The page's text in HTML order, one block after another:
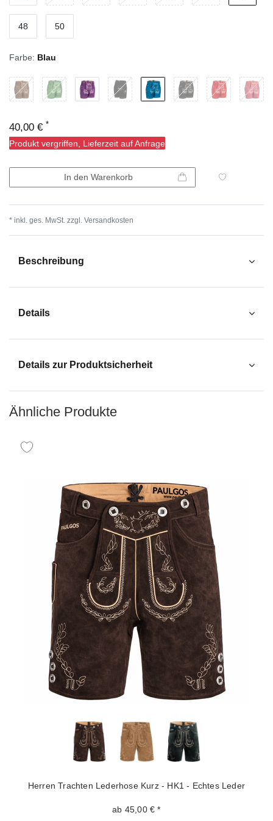
48 50
Farbe: Blau
40,00 € *
Produkt vergriffen, Lieferzeit auf Anfrage
In den Warenkorb
* inkl. ges. MwSt. zzgl. Versandkosten
Beschreibung
Details
Details zur Produktsicherheit
Ähnliche Produkte
Herren Trachten Lederhose Kurz - HK1 - Echtes Leder
ab 45,00 € *